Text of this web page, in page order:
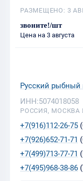
РАЗМЕЩЕНО: 3
звоните!/шт
Цена на 3 августа
Русский
ИНН:5074018058
РОССИЯ, МОСКВА
+7(916)112-26-75
+7(926)652-71-71
+7(499)713-77-71
+7(495)968-38-86